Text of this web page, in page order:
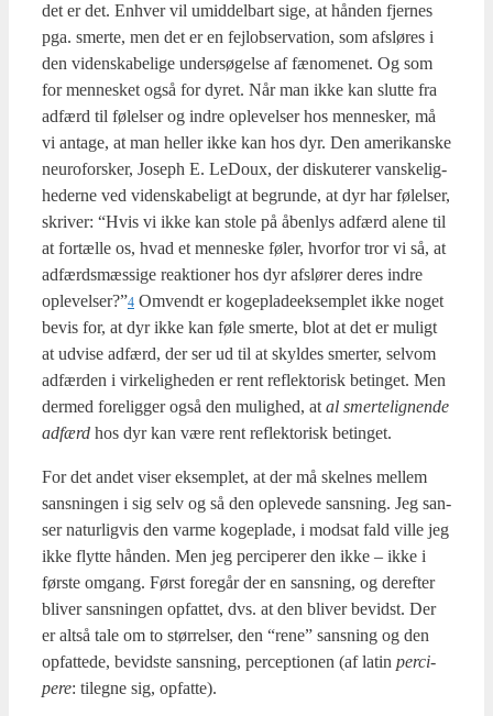
det er det. Enhver vil umid­del­bart sige, at hån­den fjer­nes
pga. smer­te, men det er en fejl­ob­ser­va­tion, som afslø­res i
den viden­ska­be­li­ge under­sø­gel­se af fæno­me­net. Og som
for men­ne­sket også for dyret. Når man ikke kan slut­te fra
adfærd til følel­ser og indre ople­vel­ser hos men­ne­sker, må
vi anta­ge, at man hel­ler ikke kan hos dyr. Den ame­ri­kan­ske
neu­ro­for­sker, Joseph E. LeDoux, der dis­ku­te­rer van­ske­lig­
he­der­ne ved viden­ska­be­ligt at begrun­de, at dyr har følel­ser,
skri­ver: “Hvis vi ikke kan sto­le på åben­lys adfærd ale­ne til
at for­tæl­le os, hvad et men­ne­ske føler, hvor­for tror vi så, at
adfærds­mæs­si­ge reak­tio­ner hos dyr afslø­rer deres indre
oplevelser?”4 Omvendt er koge­pla­de­ek­semp­let ikke noget
bevis for, at dyr ikke kan føle smer­te, blot at det er muligt
at udvi­se adfærd, der ser ud til at skyl­des smer­ter, selv­om
adfær­den i vir­ke­lig­he­den er rent reflek­to­risk betin­get. Men
der­med fore­lig­ger også den mulig­hed, at al smerte­lig­nen­de
adfærd hos dyr kan være rent reflek­to­risk betin­get.
For det andet viser eksemp­let, at der må skel­nes mel­lem
sans­nin­gen i sig selv og så den ople­ve­de sans­ning. Jeg san­
ser natur­lig­vis den var­me koge­pla­de, i mod­sat fald vil­le jeg
ikke flyt­te hån­den. Men jeg perci­pe­rer den ikke – ikke i
før­ste omgang. Først fore­går der en sans­ning, og der­ef­ter
bli­ver sans­nin­gen opfat­tet, dvs. at den bli­ver bevidst. Der
er alt­så tale om to stør­rel­ser, den “rene” sans­ning og den
opfat­te­de, bevid­ste sans­ning, per­cep­tio­nen (af lat­in perci­
pe­re: til­eg­ne sig, opfat­te).